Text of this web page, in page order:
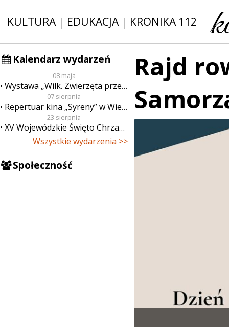
KULTURA| EDUKACJA| KRONIKA 112
Kalendarz wydarzeń
08 maja
Wystawa „Wilk. Zwierzęta przeklęte”
07 sierpnia
Repertuar kina „Syreny” w Wieluniu w dn. od 7 do 13 sierpnia
23 sierpnia
XV Wojewódzkie Święto Chrzanu
Wszystkie wydarzenia >>
Społeczność
Rajd